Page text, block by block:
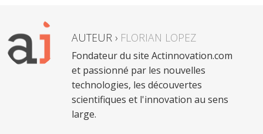
AUTEUR › FLORIAN LOPEZ
Fondateur du site Actinnovation.com
et passionné par les nouvelles
technologies, les découvertes
scientifiques et l'innovation au sens
large.